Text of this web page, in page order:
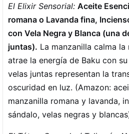
El Elixir Sensorial: Aceite
romana o Lavanda fina,
con Vela Negra y Blanca (una
juntas). La manzanilla calma
atrae la energía de Baku con
velas juntas representan la
oscuridad en luz. (Amazon:
manzanilla romana y lavanda,
sándalo, velas negras y